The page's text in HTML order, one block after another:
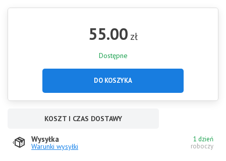
55.00 zł
Dostępne
DO KOSZYKA
KOSZT I CZAS DOSTAWY
Wysyłka
Warunki wysyłki
1 dzień
roboczy